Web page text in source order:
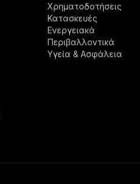
Χρηματοδοτήσεις
Κατασκευές
Ενεργειακά
Περιβαλλοντικά
Υγεία & Ασφάλεια